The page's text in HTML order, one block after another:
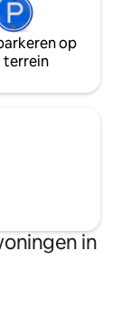
op
terrein
in